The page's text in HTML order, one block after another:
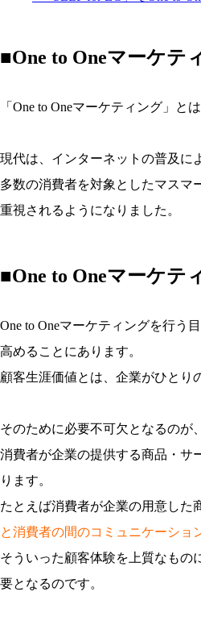
■One to Oneマーケテ
「One to Oneマーケティング」
現代は、インターネットの普及に
多数の消費者を対象としたマスマ
重視されるようになりました。
■One to Oneマーケテ
One to Oneマーケティングを行う
高めることにあります。
顧客生涯価値とは、企業がひとり
そのために必要不可欠となるのが
消費者が企業の提供する商品・サ
ります。
たとえば消費者が企業の用意し
と消費者の間のコミュニケーショ
そういった顧客体験を上質なもの
要となるのです。